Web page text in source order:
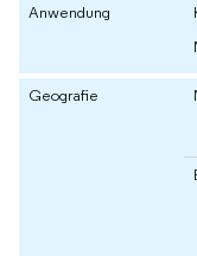
Anwendung
Geografie